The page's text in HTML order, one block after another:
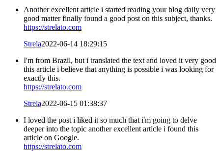
Another excellent article i started reading your blog daily very
good matter finally found a good post on this subject, thanks.
https://strelato.com
Strela2022-06-14 18:29:15
I'm from Brazil, but i translated the text and loved it very good
this article i believe that anything is possible i was looking for
exactly this.
https://strelato.com
Strela2022-06-15 01:38:37
I loved the post i liked it so much that i'm going to delve
deeper into the topic another excellent article i found this
article on Google.
https://strelato.com